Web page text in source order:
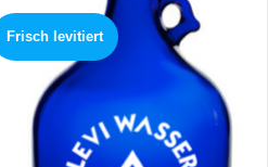
Frisch levitiert